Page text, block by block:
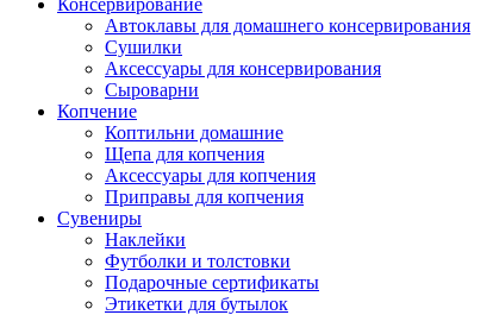
Консервирование
Автоклавы для домашнего консервирования
Сушилки
Аксессуары для консервирования
Сыроварни
Копчение
Коптильни домашние
Щепа для копчения
Аксессуары для копчения
Приправы для копчения
Сувениры
Наклейки
Футболки и толстовки
Подарочные сертификаты
Этикетки для бутылок